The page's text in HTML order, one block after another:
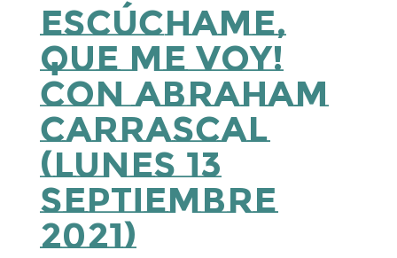
Escúchame,
que me voy!
con Abraham
Carrascal
(lunes 13
septiembre
2021)